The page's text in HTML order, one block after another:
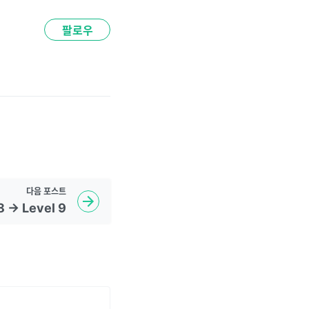
팔로우
다음 포스트
-> Level 9